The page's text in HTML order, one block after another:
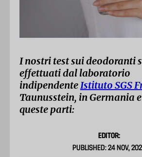
I nostri test sui deodoranti
effettuati dal laboratorio
indipendenteIstituto SGS
Taunusstein, in Germania
queste parti:
EDITOR:
PUBLISHED: 24 NOV,